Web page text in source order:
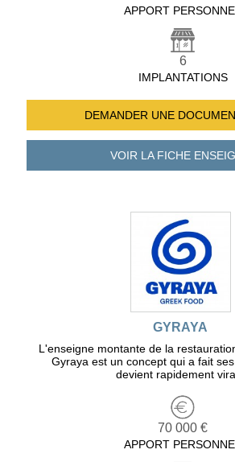
APPORT
6
IMPLANTATIONS
DEMANDER UNE
VOIR LA FICHE
GYRAYA
L'enseigne montante de la
Gyraya est un concept qui a fait
devient rapidement
70 000 €
APPORT